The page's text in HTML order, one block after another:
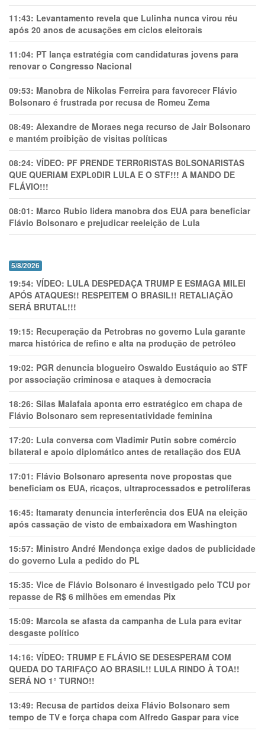
11:43: Levantamento revela que Lulinha nunca virou réu
após 20 anos de acusações em ciclos eleitorais
11:04: PT lança estratégia com candidaturas jovens para
renovar o Congresso Nacional
09:53: Manobra de Nikolas Ferreira para favorecer Flávio
Bolsonaro é frustrada por recusa de Romeu Zema
08:49: Alexandre de Moraes nega recurso de Jair Bolsonaro
e mantém proibição de visitas políticas
08:24: VÍDEO: PF PRENDE TERR0RlSTAS B0LSONARlSTAS
QUE QUERIAM EXPL0DlR LULA E O STF!!! A MANDO DE
FLÁVIO!!!
08:01: Marco Rubio lidera manobra dos EUA para beneficiar
Flávio Bolsonaro e prejudicar reeleição de Lula
5/8/2026
19:54: VÍDEO: LULA DESPEDAÇA TRUMP E ESMAGA MILEI
APÓS ATAQUES!! RESPEITEM O BRASIL!! RETALIAÇÃO
SERÁ BRUTAL!!!
19:15: Recuperação da Petrobras no governo Lula garante
marca histórica de refino e alta na produção de petróleo
19:02: PGR denuncia blogueiro Oswaldo Eustáquio ao STF
por associação criminosa e ataques à democracia
18:26: Silas Malafaia aponta erro estratégico em chapa de
Flávio Bolsonaro sem representatividade feminina
17:20: Lula conversa com Vladimir Putin sobre comércio
bilateral e apoio diplomático antes de retaliação dos EUA
17:01: Flávio Bolsonaro apresenta nove propostas que
beneficiam os EUA, ricaços, ultraprocessados e petrolíferas
16:45: Itamaraty denuncia interferência dos EUA na eleição
após cassação de visto de embaixadora em Washington
15:57: Ministro André Mendonça exige dados de publicidade
do governo Lula a pedido do PL
15:35: Vice de Flávio Bolsonaro é investigado pelo TCU por
repasse de R$ 6 milhões em emendas Pix
15:09: Marcola se afasta da campanha de Lula para evitar
desgaste político
14:16: VÍDEO: TRUMP E FLÁVIO SE DESESPERAM COM
QUEDA DO TARIFAÇO AO BRASIL!! LULA RINDO À TOA!!
SERÁ NO 1° TURNO!!
13:49: Recusa de partidos deixa Flávio Bolsonaro sem
tempo de TV e força chapa com Alfredo Gaspar para vice